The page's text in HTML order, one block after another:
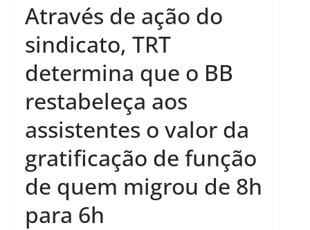
Através de ação do
sindicato, TRT
determina que o BB
restabeleça aos
assistentes o valor da
gratificação de função
de quem migrou de 8h
para 6h